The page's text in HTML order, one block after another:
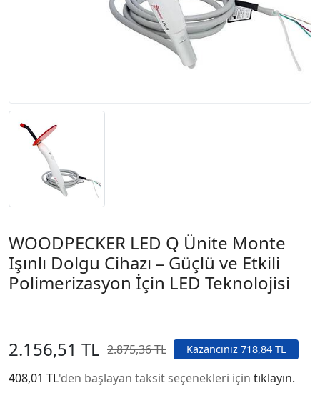
WOODPECKER LED Q Ünite Monte
Işınlı Dolgu Cihazı – Güçlü ve Etkili
Polimerizasyon İçin LED Teknolojisi
2.156,51 TL 2.875,36 TL Kazancınız 718,84 TL
408,01 TL'den başlayan taksit seçenekleri için tıklayın.